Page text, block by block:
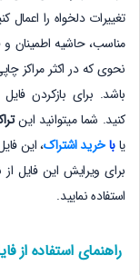
تغییرات دلخواه را
مناسب، حاشیه
نحوی که در اکثر مراکز
باشد
کنید. شما میتوانید این
یاباخرید اشتراک، این
برای ویرایش این فایل
استفاده نمایید.
راهنمای استفاده از